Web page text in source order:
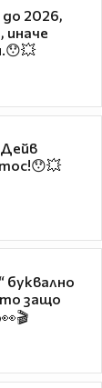
до 2026,
иначе
буквално
защо